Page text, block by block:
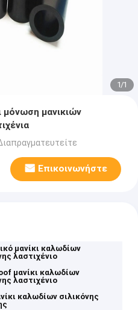
1/1
μανικιών
Επικοινωνήστε
μανίκι καλωδίων
λαστιχένιο
μανίκι καλωδίων
λαστιχένιο
καλωδίων σιλικόνης